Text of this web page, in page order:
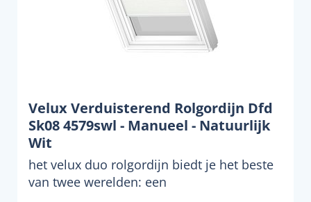
Velux Verduisterend Rolgordijn Dfd
Sk08 4579swl - Manueel - Natuurlijk
Wit
het velux duo rolgordijn biedt je het beste
van twee werelden: een